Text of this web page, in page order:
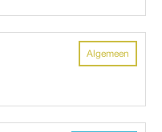
Algemeen